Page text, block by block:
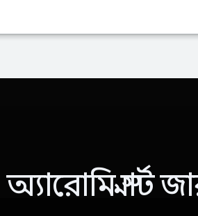
অ্যারোমি স্মার্ট